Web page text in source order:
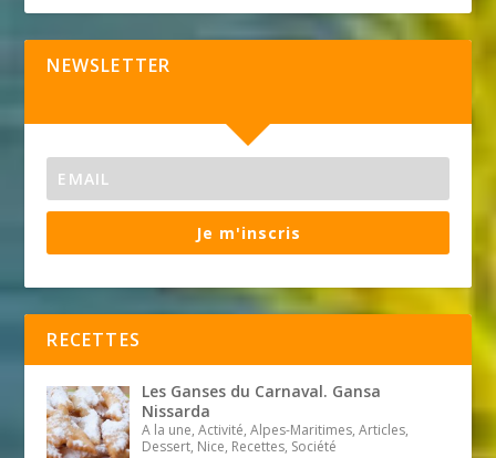
NEWSLETTER
Je m'inscris
RECETTES
Les Ganses du Carnaval. Gansa
Nissarda
A la une, Activité, Alpes-Maritimes, Articles,
Dessert, Nice, Recettes, Société